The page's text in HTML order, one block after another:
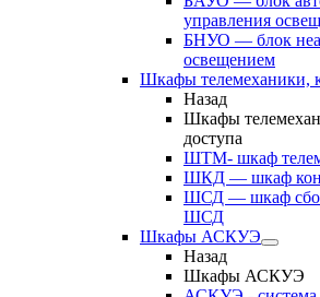
управления
БНУО — блок
освещением
Шкафы телемеханики,
Назад
Шкафы
доступа
ШТМ- шкаф
ШКД — шкаф
ШСД — шкаф
ШСД
Шкафы АСКУЭ
Назад
Шкафы АСКУЭ